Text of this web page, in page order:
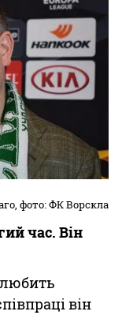
фото: ФК Ворскла
час. Він
любить
він